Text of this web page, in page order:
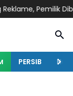
Diberi
PERSIB